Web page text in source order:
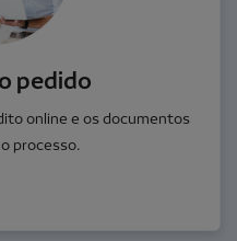
pedido
online e os documentos
processo.